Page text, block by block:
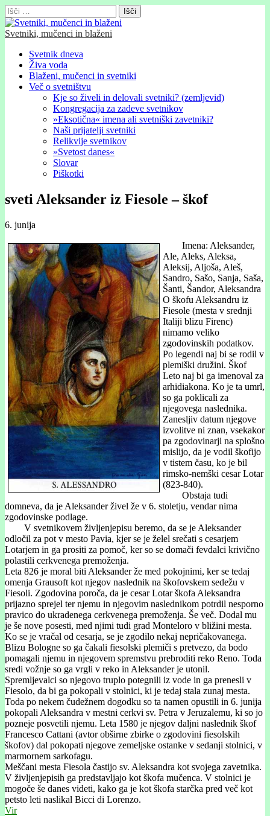
Išči:
Svetniki, mučenci in blaženi
Glavni
meni
Skip
content
Svetnik dneva
Živa voda
Blaženi, mučenci in svetniki
Več o svetništvu
Kje so živeli in delovali svetniki? (zemljevid)
Kongregacija za zadeve svetnikov
»Eksotična« imena ali svetniški zavetniki?
Naši prijatelji svetniki
Relikvije svetnikov
»Svetost danes«
Slovar
Piškotki
sveti Aleksander iz Fiesole – škof
6. junija
Imena: Aleksander,
Ale, Aleks, Aleksa,
Aleksij, Aljoša, Aleš,
Sandro, Sašo, Sanja, Saša,
Šanti, Šandor, Aleksandra
O škofu Aleksandru iz
Fiesole (mesta v srednji
Italiji blizu Firenc)
nimamo veliko
zgodovinskih podatkov.
Po legendi naj bi se rodil v
plemiški družini. Škof
Leto naj bi ga imenoval za
arhidiakona. Ko je ta umrl,
so ga poklicali za
njegovega naslednika.
Zanesljiv datum njegove
izvolitve ni znan, vsekakor
pa zgodovinarji na splošno
mislijo, da je vodil škofijo
v tistem času, ko je bil
rimsko-nemški cesar Lotar
(823-840).
Obstaja tudi
domneva, da je Aleksander živel že v 6. stoletju, vendar nima
zgodovinske podlage.
V svetnikovem življenjepisu beremo, da se je Aleksander
odločil za pot v mesto Pavia, kjer se je želel srečati s cesarjem
Lotarjem in ga prositi za pomoč, ker so se domači fevdalci krivično
polastili cerkvenega premoženja.
Leta 826 je moral biti Aleksander že med pokojnimi, ker se tedaj
omenja Grausoft kot njegov naslednik na škofovskem sedežu v
Fiesoli. Zgodovina poroča, da je cesar Lotar škofa Aleksandra
prijazno sprejel ter njemu in njegovim naslednikom potrdil nesporno
pravico do ukradenega cerkvenega premoženja. Še več. Dodal mu
je še nove posesti, med njimi tudi grad Monteloro v bližini mesta.
Ko se je vračal od cesarja, se je zgodilo nekaj nepričakovanega.
Blizu Bologne so ga čakali fiesolski plemiči s pretvezo, da bodo
pomagali njemu in njegovem spremstvu prebroditi reko Reno. Toda
sredi vožnje so ga vrgli v reko in Aleksander je utonil.
Spremljevalci so njegovo truplo potegnili iz vode in ga prenesli v
Fiesolo, da bi ga pokopali v stolnici, ki je tedaj stala zunaj mesta.
Toda po nekem čudežnem dogodku so ta namen opustili in 6. junija
pokopali Aleksandra v mestni cerkvi sv. Petra v Jeruzalemu, ki so jo
pozneje posvetili njemu. Leta 1580 je njegov daljni naslednik škof
Francesco Cattani (avtor obširne zbirke o zgodovini fiesolskih
škofov) dal pokopati njegove zemeljske ostanke v sedanji stolnici, v
marmornem sarkofagu.
Meščani mesta Fiesola častijo sv. Aleksandra kot svojega zavetnika.
V življenjepisih ga predstavljajo kot škofa mučenca. V stolnici je
mogoče še danes videti, kako ga je kot škofa starčka pred več kot
petsto leti naslikal Bicci di Lorenzo.
Vir